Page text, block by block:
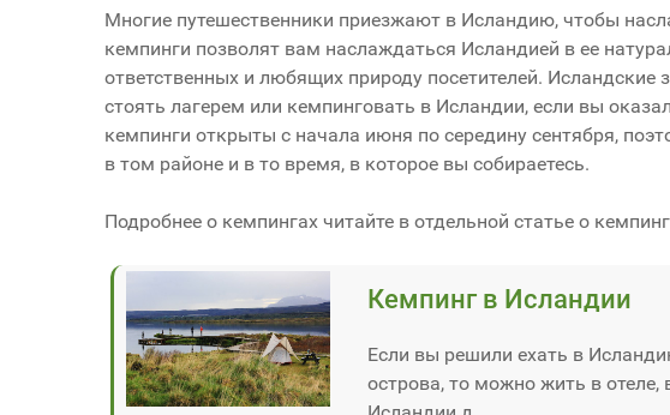
Многие путешественники приезжают в Исландию, чтобы
кемпинги позволят вам наслаждаться Исландией в ее
ответственных и любящих природу посетителей.
стоять лагерем или кемпинговать в Исландии, если вы
кемпинги открыты с начала июня по середину сентября,
в том районе и в то время, в которое вы собираетесь.
Подробнее о кемпингах читайте в отдельной статье о
Кемпинг в Исландии
Если вы решили ехать в
острова, то можно жить в